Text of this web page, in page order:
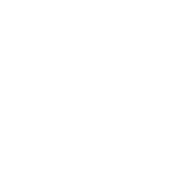
供应商一览